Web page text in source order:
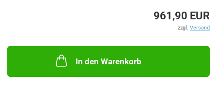
961,90 EUR
zzgl. Versand
In den Warenkorb